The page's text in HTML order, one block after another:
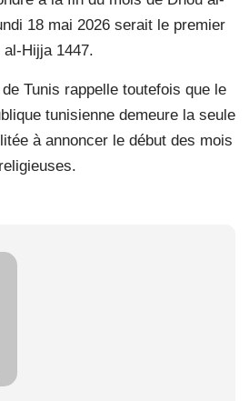
18 mai 2026 serait le premier
Hijja 1447.
Tunis rappelle toutefois que le
tunisienne demeure la seule
à annoncer le début des mois